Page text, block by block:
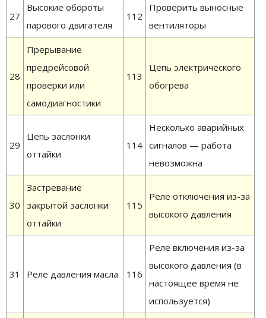
27
Высокие обороты
парового двигателя
112
Проверить выносные
вентиляторы
28
Прерывание
предрейсовой
проверки или
самодиагностики
113
Цепь электрического
обогрева
29
Цепь заслонки
оттайки
114
Несколько аварийных
сигналов — работа
невозможна
30
Застревание
закрытой заслонки
оттайки
115
Реле отключения из-за
высокого давления
31 Реле давления масла 116
Реле включения из-за
высокого давления (в
настоящее время не
используется)